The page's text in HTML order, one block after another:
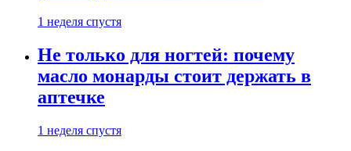
1 неделя спустя
Не только для ногтей: почему
масло монарды стоит держать в
аптечке
1 неделя спустя